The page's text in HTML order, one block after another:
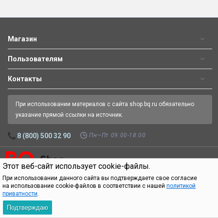
Этот веб-сайт использует cookie-файлы.
При использовании данного сайта вы подтверждаете свое согласие
на использование cookie-файлов в соответствии с нашей политикой
приватности.
Подтверждаю
Магазин
Пользователям
Контакты
При использовании материалов с сайта shop.bq.ru обязательно
указание прямой ссылки на источник.
8 (800) 500 32 90 Пн—Пт 09:00-18:00
© 2026Официальный интернет-магазин BQ. Все права защищены.